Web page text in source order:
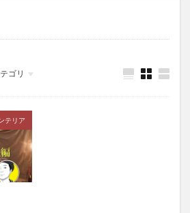
ゴリ
成
テリア